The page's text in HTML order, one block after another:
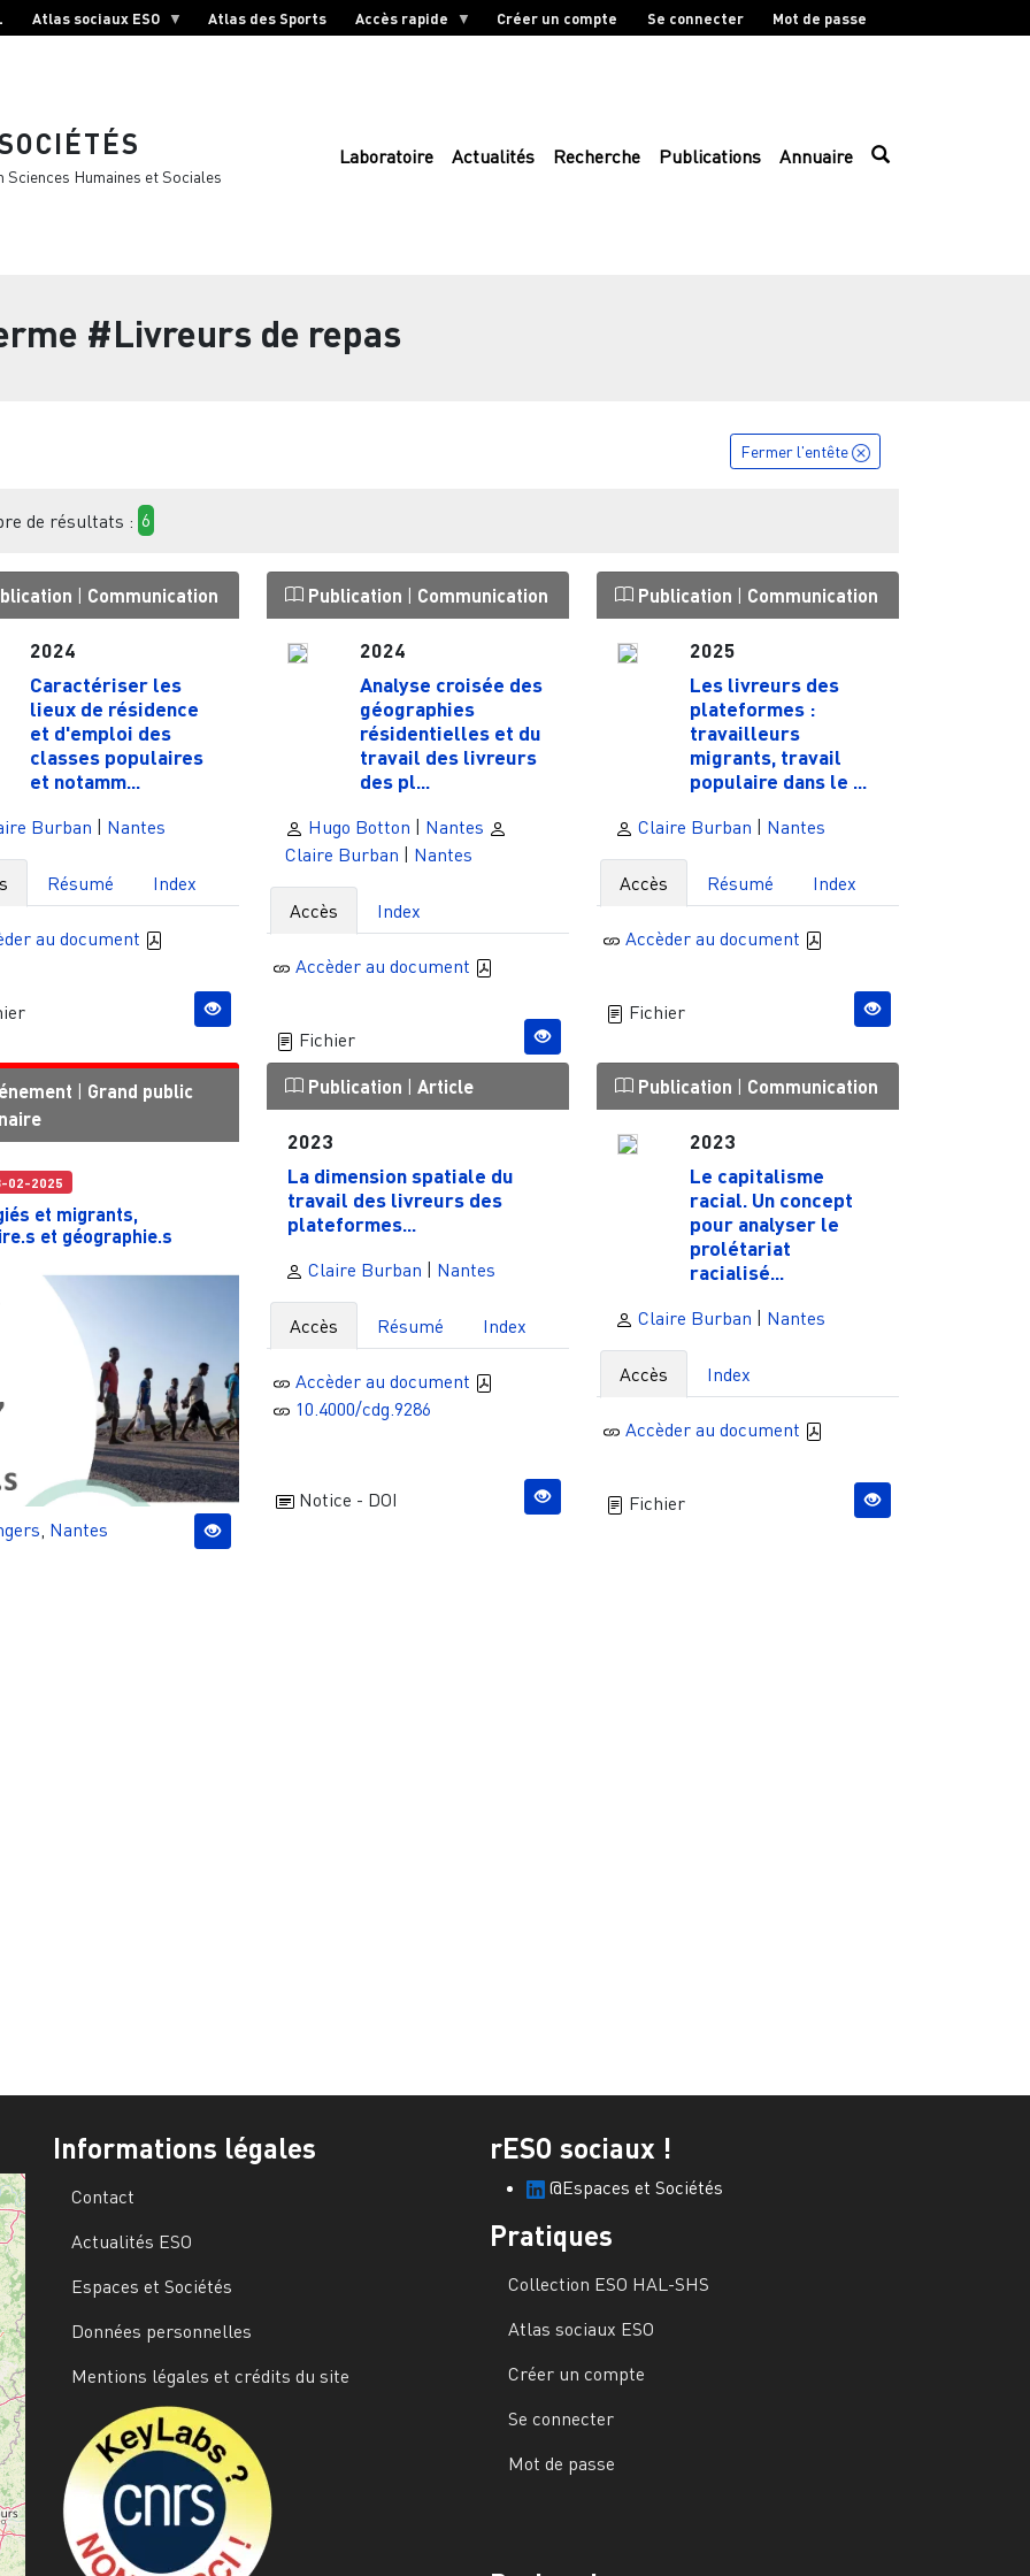
Atlas sociaux ESO Atlas des Sports Accès rapide Créer un compte Se connecter Mot de passe
Humaines et Sociales
Laboratoire Actualités Recherche Publications Annuaire
#Livreurs de repas
Fermer l'entête
de résultats : 6
| Communication
2024
Caractériser les
lieux de résidence
et d'emploi des
classes populaires
et notamm...
Burban | Nantes
Résumé Index
au document
Publication | Communication
2024
Analyse croisée des
géographies
résidentielles et du
travail des livreurs
des pl...
Hugo Botton | Nantes
Claire Burban | Nantes
Accès Index
Accèder au document
Fichier
Publication | Communication
2025
Les livreurs des
plateformes :
travailleurs
migrants, travail
populaire dans le ...
Claire Burban | Nantes
Accès Résumé Index
Accèder au document
Fichier
| Grand public
02-2025
et migrants,
et géographie.s
, Nantes
Publication | Article
2023
La dimension spatiale du
travail des livreurs des
plateformes...
Claire Burban | Nantes
Accès Résumé Index
Accèder au document
10.4000/cdg.9286
Notice - DOI
Publication | Communication
2023
Le capitalisme
racial. Un concept
pour analyser le
prolétariat
racialisé...
Claire Burban | Nantes
Accès Index
Accèder au document
Fichier
Informations légales
Contact
Actualités ESO
Espaces et Sociétés
Données personnelles
Mentions légales et crédits du site
rESO sociaux !
@Espaces et Sociétés
Pratiques
Collection ESO HAL-SHS
Atlas sociaux ESO
Créer un compte
Se connecter
Mot de passe